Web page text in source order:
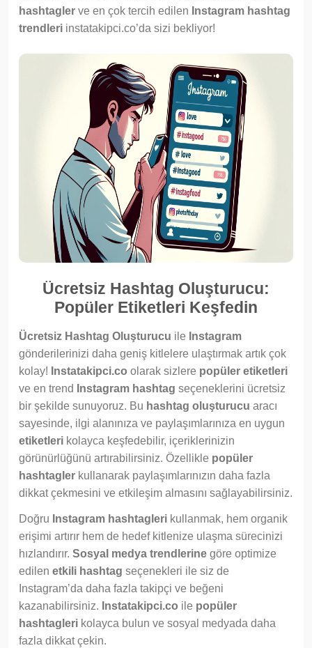
hashtagler ve en çok tercih edilen Instagram hashtag
trendleri instatakipci.co’da sizi bekliyor!
Ücretsiz Hashtag Oluşturucu:
Popüler Etiketleri Keşfedin
Ücretsiz Hashtag Oluşturucu ile Instagram
gönderilerinizi daha geniş kitlelere ulaştırmak artık çok
kolay! Instatakipci.co olarak sizlere popüler etiketleri
ve en trend
Instagram hashtag seçeneklerini ücretsiz
bir şekilde sunuyoruz. Bu hashtag oluşturucu aracı
sayesinde, ilgi alanınıza ve paylaşımlarınıza en uygun
etiketleri kolayca keşfedebilir, içeriklerinizin
görünürlüğünü artırabilirsiniz. Özellikle popüler
hashtagler kullanarak paylaşımlarınızın daha fazla
dikkat çekmesini ve etkileşim almasını sağlayabilirsiniz.
Doğru Instagram hashtagleri kullanmak, hem organik
erişimi artırır hem de hedef kitlenize ulaşma sürecinizi
hızlandırır. Sosyal medya trendlerine göre optimize
edilen etkili hashtag seçenekleri ile siz de
Instagram’da daha fazla takipçi ve beğeni
kazanabilirsiniz. Instatakipci.co ile popüler
hashtagleri kolayca bulun ve sosyal medyada daha
fazla dikkat çekin.